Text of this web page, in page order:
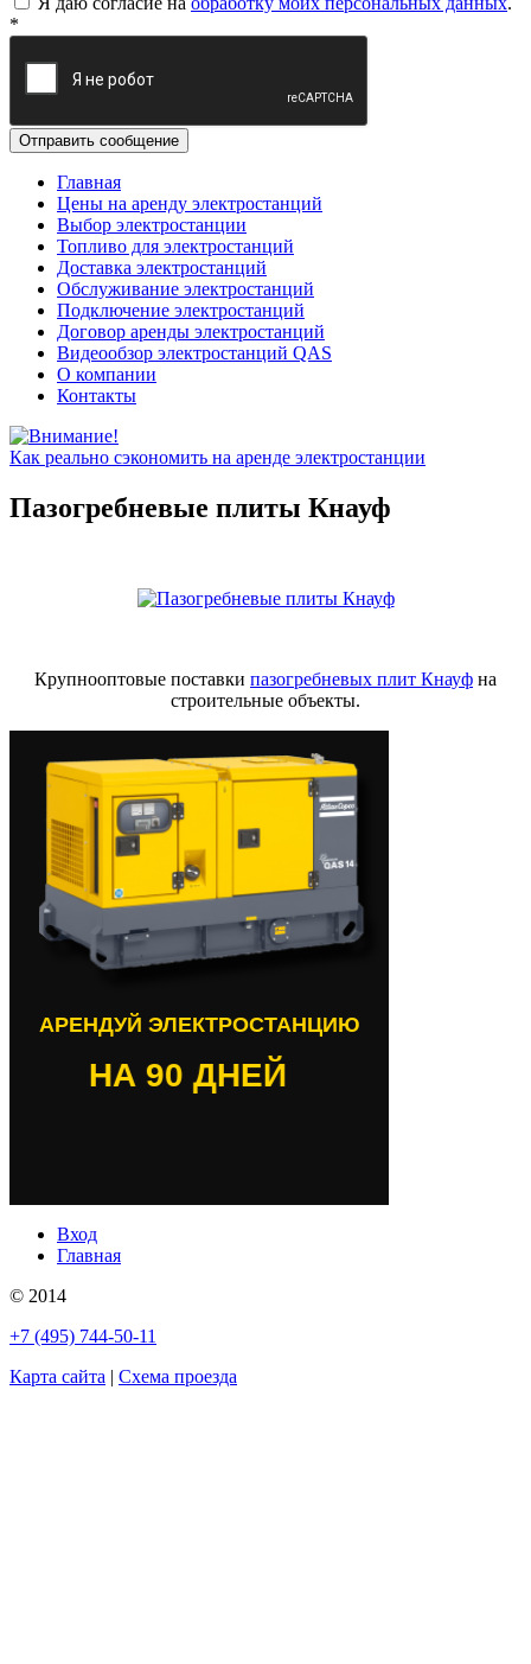
*
Главная
Цены на аренду электростанций
Выбор электростанции
Топливо для электростанций
Доставка электростанций
Обслуживание электростанций
Подключение электростанций
Договор аренды электростанций
Видеообзор электростанций QAS
О компании
Контакты
Как реально сэкономить на аренде электростанции
Пазогребневые плиты Кнауф
Крупнооптовые поставки пазогребневых плит Кнауф на
строительные объекты.
АРЕНДУЙ ЭЛЕКТРОСТАНЦИЮ
НА 90 ДНЕЙ
Вход
Главная
© 2014
+7 (495) 744-50-11
Карта сайта | Схема проезда